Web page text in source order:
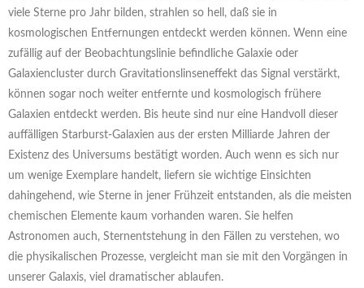
viele Sterne pro Jahr bilden, strahlen so hell, daß sie in
kosmologischen Entfernungen entdeckt werden können. Wenn eine
zufällig auf der Beobachtungslinie befindliche Galaxie oder
Galaxiencluster durch Gravitationslinseneffekt das Signal verstärkt,
können sogar noch weiter entfernte und kosmologisch frühere
Galaxien entdeckt werden. Bis heute sind nur eine Handvoll dieser
auffälligen Starburst-Galaxien aus der ersten Milliarde Jahren der
Existenz des Universums bestätigt worden. Auch wenn es sich nur
um wenige Exemplare handelt, liefern sie wichtige Einsichten
dahingehend, wie Sterne in jener Frühzeit entstanden, als die meisten
chemischen Elemente kaum vorhanden waren. Sie helfen
Astronomen auch, Sternentstehung in den Fällen zu verstehen, wo
die physikalischen Prozesse, vergleicht man sie mit den Vorgängen in
unserer Galaxis, viel dramatischer ablaufen.